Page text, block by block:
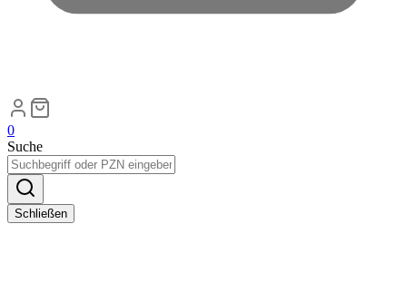
0
Suche
Schließen